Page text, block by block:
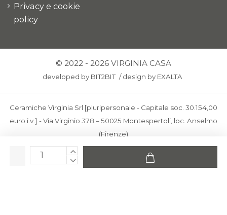
Privacy e cookie
policy
© 2022 - 2026 VIRGINIA CASA
developed by BIT2BIT /design by EXALTA
Ceramiche Virginia Srl [pluripersonale - Capitale soc. 30.154,00
euro i.v.] - Via Virginio 378 – 50025 Montespertoli, loc. Anselmo
(Firenze)
C.F. e P.IVA: IT00436100481 - REA: FI-227733 - PEC:
ceramichevirginia@pec.it